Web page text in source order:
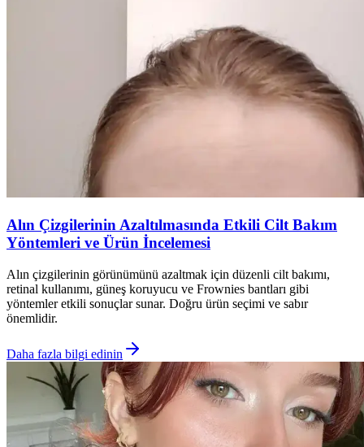
Alın Çizgilerinin Azaltılmasında Etkili Cilt Bakım
Yöntemleri ve Ürün İncelemesi
Alın çizgilerinin görünümünü azaltmak için düzenli cilt bakımı,
retinal kullanımı, güneş koruyucu ve Frownies bantları gibi
yöntemler etkili sonuçlar sunar. Doğru ürün seçimi ve sabır
önemlidir.
Daha fazla bilgi edinin